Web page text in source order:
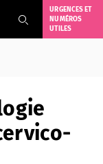
URGENCES ET
NUMÉROS
UTILES